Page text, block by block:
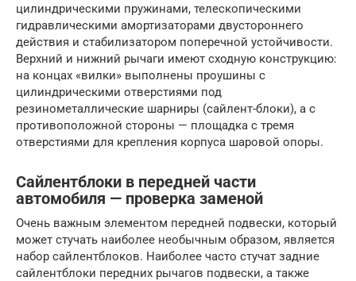
цилиндрическими пружинами, телескопическими
гидравлическими амортизаторами двустороннего
действия и стабилизатором поперечной устойчивости.
Верхний и нижний рычаги имеют сходную конструкцию:
на концах «вилки» выполнены проушины с
цилиндрическими отверстиями под
резинометаллические шарниры (сайлент-блоки), а с
противоположной стороны — площадка с тремя
отверстиями для крепления корпуса шаровой опоры.
Сайлентблоки в передней части
автомобиля — проверка заменой
Очень важным элементом передней подвески, который
может стучать наиболее необычным образом, является
набор сайлентблоков. Наиболее часто стучат задние
сайлентблоки передних рычагов подвески, а также